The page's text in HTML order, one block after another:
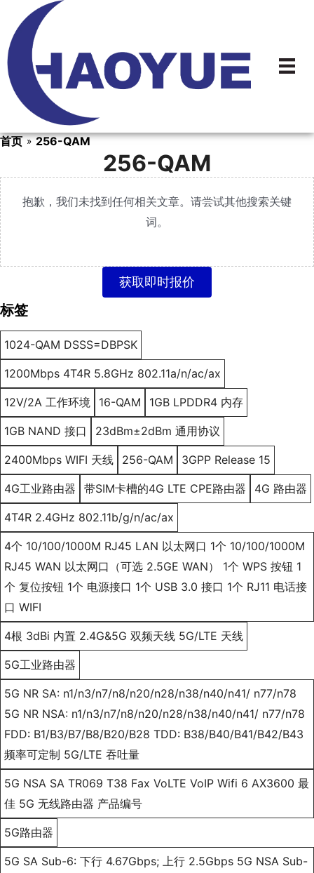
容
首页 » 256-QAM
256-QAM
抱歉，我们未找到任何相关文章。请尝试其他搜索关键
词。
获取即时报价
标签
1024-QAM DSSS=DBPSK
1200Mbps 4T4R 5.8GHz 802.11a/n/ac/ax
12V/2A 工作环境 16-QAM 1GB LPDDR4 内存
1GB NAND 接口 23dBm±2dBm 通用协议
2400Mbps WIFI 天线 256-QAM 3GPP Release 15
4G工业路由器 带SIM卡槽的4G LTE CPE路由器 4G 路由器
4T4R 2.4GHz 802.11b/g/n/ac/ax
4个 10/100/1000M RJ45 LAN 以太网口 1个 10/100/1000M
RJ45 WAN 以太网口（可选 2.5GE WAN） 1个 WPS 按钮 1
个 复位按钮 1个 电源接口 1个 USB 3.0 接口 1个 RJ11 电话接
口 WIFI
4根 3dBi 内置 2.4G&5G 双频天线 5G/LTE 天线
5G工业路由器
5G NR SA: n1/n3/n7/n8/n20/n28/n38/n40/n41/ n77/n78
5G NR NSA: n1/n3/n7/n8/n20/n28/n38/n40/n41/ n77/n78
FDD: B1/B3/B7/B8/B20/B28 TDD: B38/B40/B41/B42/B43
频率可定制 5G/LTE 吞吐量
5G NSA SA TR069 T38 Fax VoLTE VoIP Wifi 6 AX3600 最
佳 5G 无线路由器 产品编号
5G路由器
5G SA Sub-6: 下行 4.67Gbps; 上行 2.5Gbps 5G NSA Sub-